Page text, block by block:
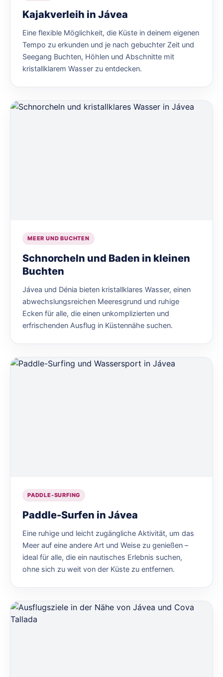
Kajakverleih in Jávea
Eine flexible Möglichkeit, die Küste in deinem eigenen
Tempo zu erkunden und je nach gebuchter Zeit und
Seegang Buchten, Höhlen und Abschnitte mit
kristallklarem Wasser zu entdecken.
MEER UND BUCHTEN
Schnorcheln und Baden in kleinen
Buchten
Jávea und Dénia bieten kristallklares Wasser, einen
abwechslungsreichen Meeresgrund und ruhige
Ecken für alle, die einen unkomplizierten und
erfrischenden Ausflug in Küstennähe suchen.
PADDLE-SURFING
Paddle-Surfen in Jávea
Eine ruhige und leicht zugängliche Aktivität, um das
Meer auf eine andere Art und Weise zu genießen –
ideal für alle, die ein nautisches Erlebnis suchen,
ohne sich zu weit von der Küste zu entfernen.